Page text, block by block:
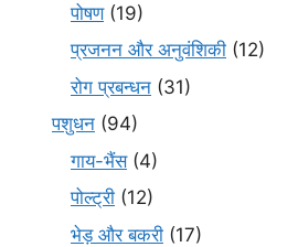
पोषण(19)
प्रजनन और अनुवंशिकी (12)
रोग प्रबन्धन (31)
पशुधन (94)
गाय-भैंस(4)
पोल्ट्री (12)
भेड़ और बकरी (17)